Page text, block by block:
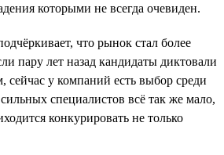
которыми не всегда очевиден.
что рынок стал более
пару лет назад кандидаты диктовали
сейчас у компаний есть выбор среди
специалистов всё так же мало,
конкурировать не только